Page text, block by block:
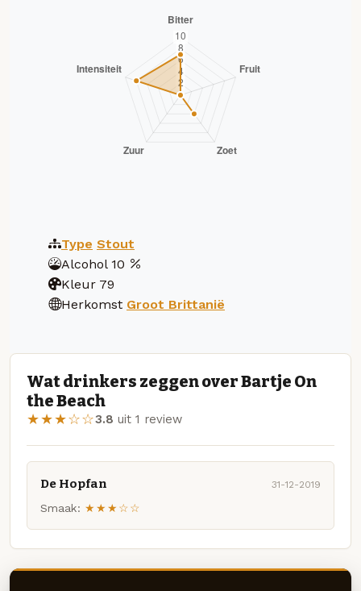
Type Stout
Alcohol 10
Kleur 79
Herkomst Groot Brittanië
Wat drinkers zeggen over Bartje On
the Beach
★★★☆☆3.8 uit 1 review
De Hopfan 31-12-2019
Smaak: ★★★☆☆